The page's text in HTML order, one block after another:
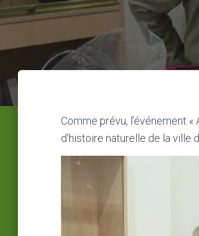
Comme prévu, l’événement
d’histoire naturelle de la ville